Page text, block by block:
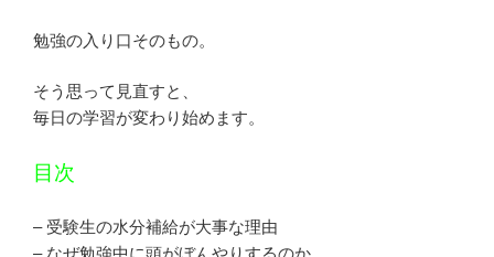
勉強の入り口そのもの。
そう思って見直すと、
毎日の学習が変わり始めます。
目次
– 受験生の水分補給が大事な理由